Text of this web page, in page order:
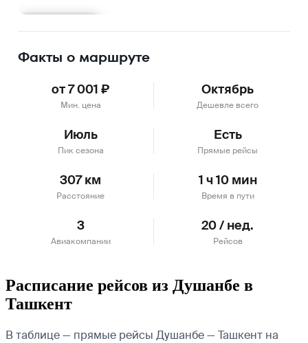
Факты о маршруте
от 7 001 ₽
Мин. цена
Октябрь
Дешевле всего
Июль
Пик сезона
Есть
Прямые рейсы
307 км
Расстояние
1 ч 10 мин
Время в пути
3
Авиакомпании
20 / нед.
Рейсов
Расписание рейсов из Душанбе в
Ташкент
В таблице — прямые рейсы Душанбе — Ташкент на